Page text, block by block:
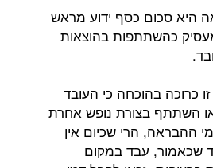
היא סכום כסף ידוע מראש
כהשתתפות בהוצאות
כרוכה בהוכחה כי העובד
השתתף בצורת נופש אחרת
ההבראה, הרי שכיום אין
שכאמור, עבד במקום